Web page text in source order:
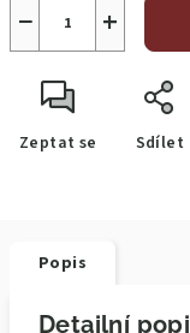
+
−
Zeptat se Sdílet
Popis
Detailní